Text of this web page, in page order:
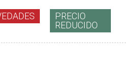
PRECIO
REDUCIDO